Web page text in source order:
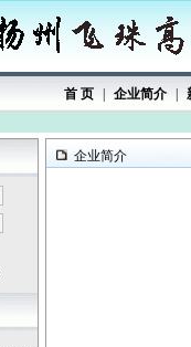
首 页 企业简介
企业简介